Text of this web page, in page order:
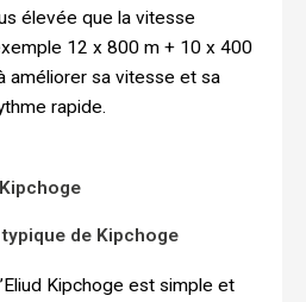
élevée que la vitesse
12 x 800 m + 10 x 400
améliorer sa vitesse et sa
rapide.
de Kipchoge
Kipchoge est simple et